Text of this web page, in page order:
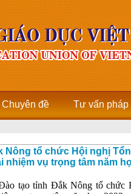
Chuyên đề Tư vấn pháp
Nông tổ chức Hội nghị
vụ trọng tâm năm
tạo tỉnh Đắk Nông tổ chức